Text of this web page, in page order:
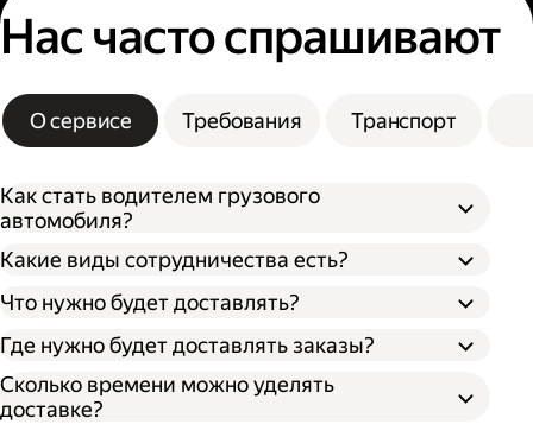
Нас часто спрашивают
О сервисе Требования Транспорт
Как стать водителем грузового
автомобиля?
Какие виды сотрудничества есть?
Через парк;
Через парк как самозанятый;
Как самозанятый;
Что нужно будет доставлять?
Где нужно будет доставлять заказы?
Сколько времени можно уделять
доставке?